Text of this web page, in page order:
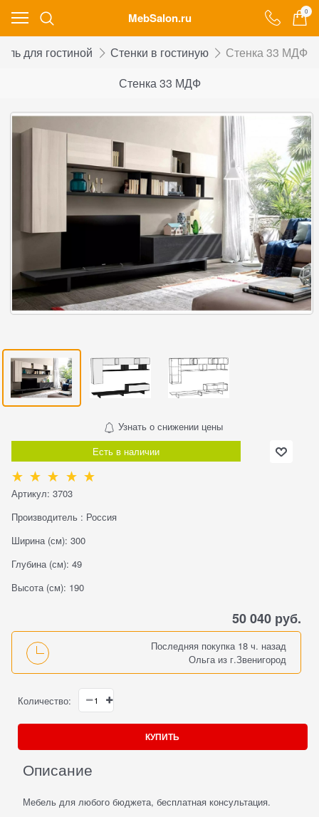
MebSalon.ru 0
для гостиной Стенки в гостиную
Стенка 33 МДФ
Стенка 33 МДФ
Узнать о снижении цены
Есть в наличии
Артикул: 3703
Производитель : Россия
Ширина (см): 300
Глубина (см): 49
Высота (см): 190
50 040 руб.
Последняя покупка 18 ч. назад
Ольгаиз г.Звенигород
Количество:
КУПИТЬ
Описание
Мебель для любого бюджета, бесплатная консультация.